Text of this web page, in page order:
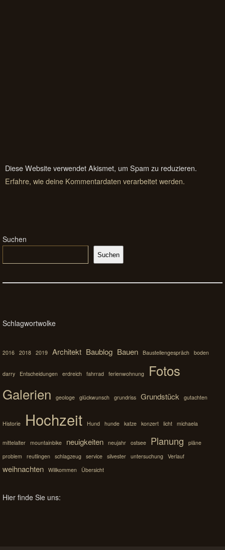
Diese Website verwendet Akismet, um Spam zu reduzieren.
Erfahre, wie deine Kommentardaten verarbeitet werden.
Suchen
Suchen
Schlagwortwolke
2016 2018 2019 Architekt Baublog Bauen Baustellengespräch boden
darry Entscheidungen erdreich fahrrad ferienwohnung
Fotos
Galerien
geologe glückwunsch grundriss Grundstück gutachten
Historie Hochzeit Hund hunde katze konzert licht michaela
mittelalter mountainbike neuigkeiten neujahr ostsee Planung
pläne
problem
reutlingen schlagzeug service silvester untersuchung Verlauf
weihnachten Willkommen Übersicht
Hier finde Sie uns: